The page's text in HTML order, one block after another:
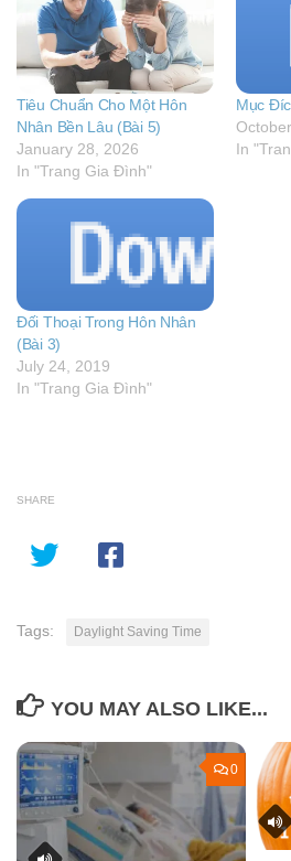
Tiêu Chuẩn Cho Một Hôn
Nhân Bền Lâu (Bài 5)
January 28, 2026
In "Trang Gia Đình"
Mục
In
Đối Thoại Trong Hôn Nhân
(Bài 3)
July 24, 2019
In "Trang Gia Đình"
SHARE
Tags: Daylight Saving Time
YOU MAY ALSO LIKE...
0